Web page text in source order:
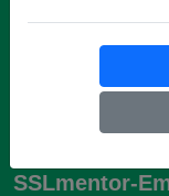
SSLmentor-